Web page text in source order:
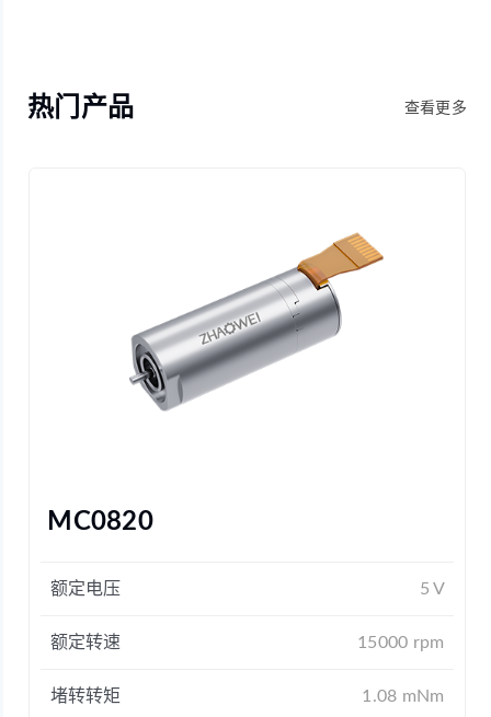
热门产品 查看更多
MC0820
额定电压 5 V
额定转速 15000 rpm
堵转转矩 1.08 mNm